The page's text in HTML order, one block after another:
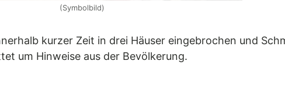
(Symbolbild)
kurzer Zeit in drei Häuser eingebrochen und
um Hinweise aus der Bevölkerung.